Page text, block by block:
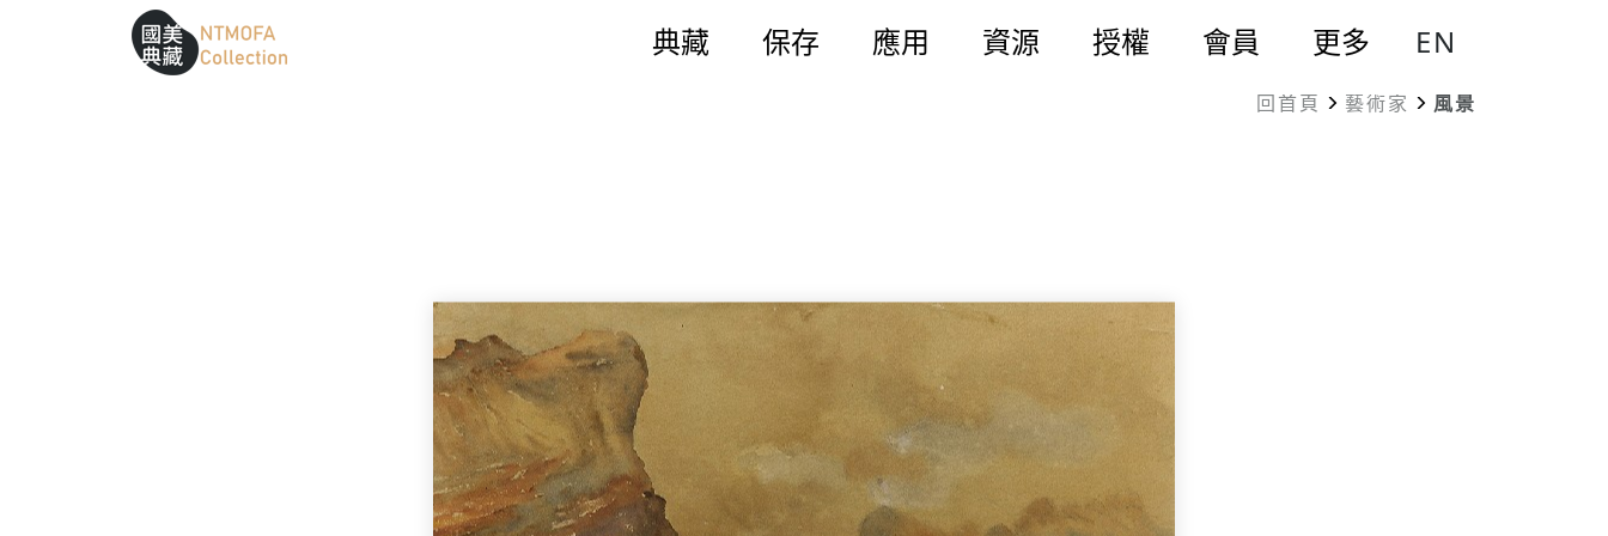
跳到中間主要內容區
網站導覽
::: 典藏 保存 應用 資源 授權 會員 更多 EN
回首頁 藝術家 風景